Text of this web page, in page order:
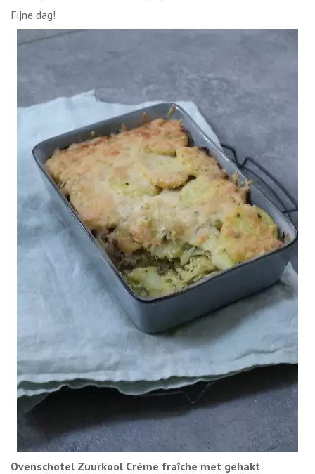
Fijne dag!
Ovenschotel Zuurkool Crème fraîche met gehakt